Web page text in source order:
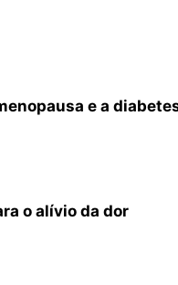
e a
o alívio da dor